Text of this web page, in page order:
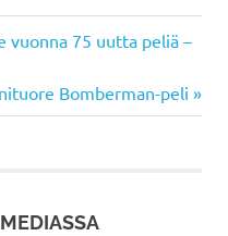
vuonna 75 uutta peliä –
Bomberman-peli